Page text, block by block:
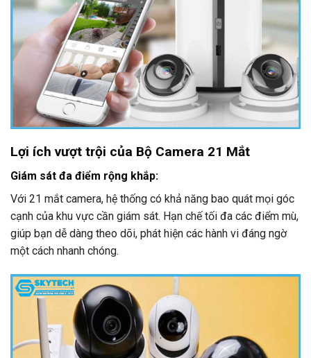
Lợi ích vượt trội của Bộ Camera 21 Mắt
Giám sát đa điểm rộng khắp:
Với 21 mắt camera, hệ thống có khả năng bao quát mọi góc
cạnh của khu vực cần giám sát. Hạn chế tối đa các điểm mù,
giúp bạn dễ dàng theo dõi, phát hiện các hành vi đáng ngờ
một cách nhanh chóng.